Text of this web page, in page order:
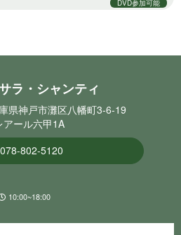
DVD参加可能
ラ・シ ャ ン テ ィ
県神戸市灘区八幡町3-6-19
アール六甲1A
078-802-5120
10:00~18:00